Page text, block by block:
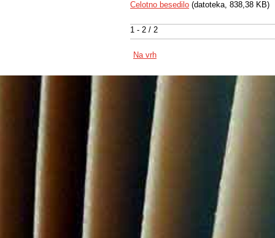
1 - 2 / 2
Celotno besedilo (datoteka, 838,38 KB)
Na vrh